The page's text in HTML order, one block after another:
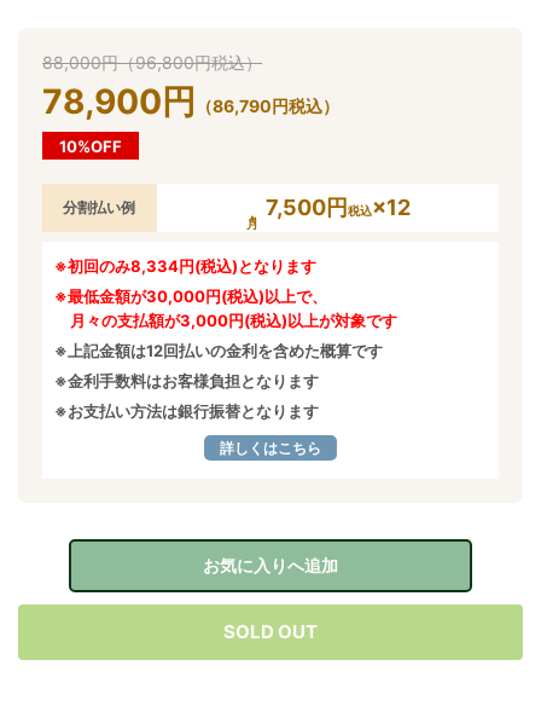
88,000円（96,800円税込）
78,900円 （86,790円税込）
10%OFF
分割払い例 7,500円 税込×12
※初回のみ8,334円(税込)となります
※最低金額が30,000円(税込)以上で、
月々の支払額が3,000円(税込)以上が対象です
※上記金額は12回払いの金利を含めた概算です
※金利手数料はお客様負担となります
※お支払い方法は銀行振替となります
詳しくはこちら
お気に入りへ追加
SOLD OUT